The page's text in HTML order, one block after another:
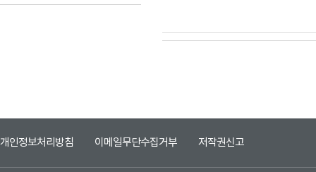
개인정보처리방침 이메일무단수집거부 저작권신고